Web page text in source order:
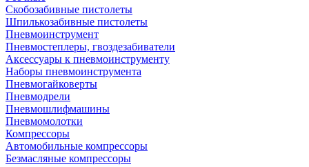
Скобозабивные пистолеты
Шпилькозабивные пистолеты
Пневмоинструмент
Пневмостеплеры, гвоздезабиватели
Аксессуары к пневмоинструменту
Наборы пневмоинструмента
Пневмогайковерты
Пневмодрели
Пневмошлифмашины
Пневмомолотки
Компрессоры
Автомобильные компрессоры
Безмасляные компрессоры